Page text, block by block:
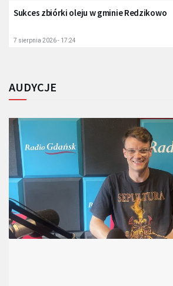
Sukces zbiórki oleju w gminie Redzikowo
7 sierpnia 2026 - 17:24
AUDYCJE